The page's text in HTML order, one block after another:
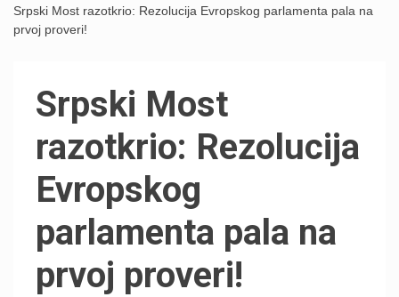
Srpski Most razotkrio: Rezolucija Evropskog parlamenta pala na
prvoj proveri!
Srpski Most
razotkrio: Rezolucija
Evropskog
parlamenta pala na
prvoj proveri!